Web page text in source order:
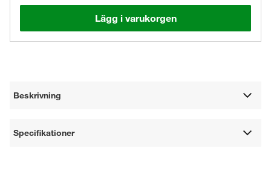
Lägg i varukorgen
Beskrivning
Specifikationer